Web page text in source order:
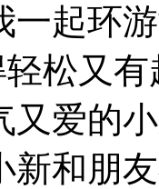
一起环
松又
又爱的
新和朋